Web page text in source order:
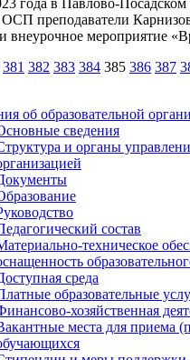
года в Павлово-
преподаватели
внеурочное мероприятие
381 382 383 384 385 386 387
об образовательной
сведения
и органы
состав
техническое
среда
образовательные
хозяйственная
места для приема